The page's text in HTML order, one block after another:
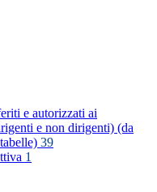
e autorizzati ai
e non dirigenti) (da
39
1